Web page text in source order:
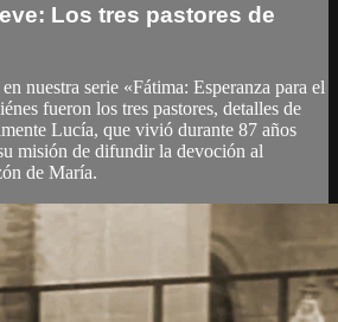
Los tres pastores de
nuestra serie «Fátima: Esperanza para el
fueron los tres pastores, detalles de
Lucía, que vivió durante 87 años
misión de difundir la devoción al
de María.